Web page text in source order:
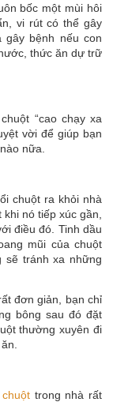
bốc một mùi hôi
vi rút có thể gây
bệnh nếu con
thức ăn dự trữ
“cao chạy xa
vời để giúp bạn
nữa.
chuột ra khỏi nhà
nó tiếp xúc gần,
điều đó. Tinh dầu
mũi của chuột
sẽ tránh xa những
đơn giản, bạn chỉ
bông sau đó đặt
thường xuyên đi
trong nhà rất